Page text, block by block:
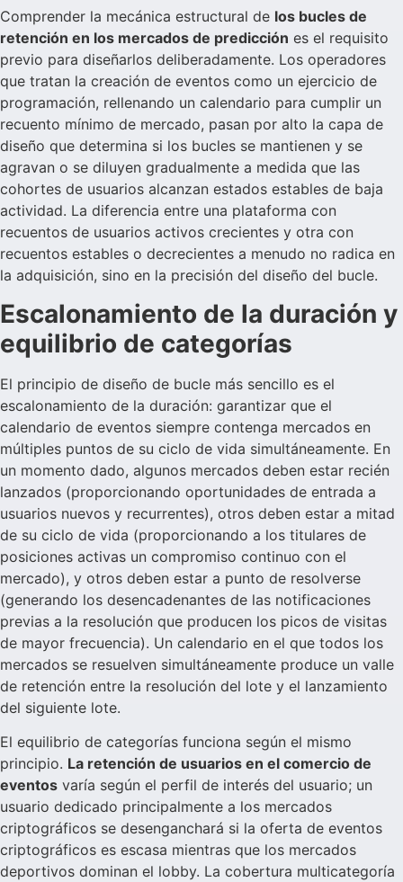
Comprender la mecánica estructural de los bucles de
retención en los mercados de predicción es el requisito
previo para diseñarlos deliberadamente. Los operadores
que tratan la creación de eventos como un ejercicio de
programación, rellenando un calendario para cumplir un
recuento mínimo de mercado, pasan por alto la capa de
diseño que determina si los bucles se mantienen y se
agravan o se diluyen gradualmente a medida que las
cohortes de usuarios alcanzan estados estables de baja
actividad. La diferencia entre una plataforma con
recuentos de usuarios activos crecientes y otra con
recuentos estables o decrecientes a menudo no radica en
la adquisición, sino en la precisión del diseño del bucle.
Escalonamiento de la duración y
equilibrio de categorías
El principio de diseño de bucle más sencillo es el
escalonamiento de la duración: garantizar que el
calendario de eventos siempre contenga mercados en
múltiples puntos de su ciclo de vida simultáneamente. En
un momento dado, algunos mercados deben estar recién
lanzados (proporcionando oportunidades de entrada a
usuarios nuevos y recurrentes), otros deben estar a mitad
de su ciclo de vida (proporcionando a los titulares de
posiciones activas un compromiso continuo con el
mercado), y otros deben estar a punto de resolverse
(generando los desencadenantes de las notificaciones
previas a la resolución que producen los picos de visitas
de mayor frecuencia). Un calendario en el que todos los
mercados se resuelven simultáneamente produce un valle
de retención entre la resolución del lote y el lanzamiento
del siguiente lote.
El equilibrio de categorías funciona según el mismo
principio. La retención de usuarios en el comercio de
eventos varía según el perfil de interés del usuario; un
usuario dedicado principalmente a los mercados
criptográficos se desenganchará si la oferta de eventos
criptográficos es escasa mientras que los mercados
deportivos dominan el lobby. La cobertura multicategoría